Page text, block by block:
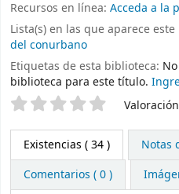
Recursos en línea: Acceda a la
Lista(s) en las que aparece
del conurbano
Etiquetas de esta biblioteca:
biblioteca para este título.
Valoración
Existencias ( 34 )
Notas
Comentarios ( 0 )